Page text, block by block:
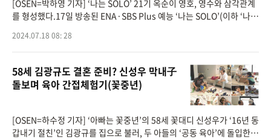
[OSEN=박하영 기자] ‘나는 SOLO’ 21기 옥순이 영호, 영수와 삼각관계
를 형성했다.17일 방송된 ENA·SBS Plus 예능 ‘나는 SOLO’(이하 ‘나는
2024.07.18 08: 28
58세 김광규도 결혼 준비? 신성우 막내子
돌보며 육아 간접체험기(꽃중년)
[OSEN=하수정 기자] ‘아빠는 꽃중년’의 58세 꽃대디 신성우가 ‘16년 동
갑내기 절친’인 김광규를 집으로 불러, 두 아들의 ‘공동 육아’에 돌입한